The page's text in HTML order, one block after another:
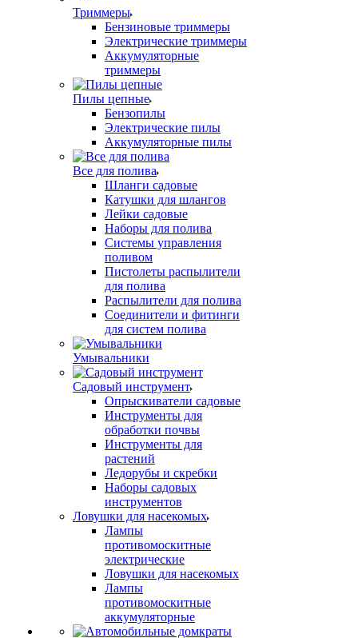
Триммеры
Бензиновые триммеры
Электрические триммеры
Аккумуляторные
триммеры
Пилы цепные
Бензопилы
Электрические пилы
Аккумуляторные пилы
Все для полива
Шланги садовые
Катушки для шлангов
Лейки садовые
Наборы для полива
Системы управления
поливом
Пистолеты распылители
для полива
Распылители для полива
Соединители и фитинги
для систем полива
Умывальники
Садовый инструмент
Опрыскиватели садовые
Инструменты для
обработки почвы
Инструменты для
растений
Ледорубы и скребки
Наборы садовых
инструментов
Ловушки для насекомых
Лампы
противомоскитные
электрические
Ловушки для насекомых
Лампы
противомоскитные
аккумуляторные